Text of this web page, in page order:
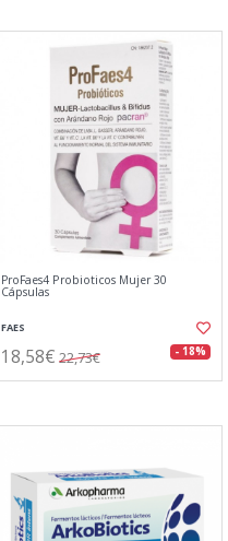
ProFaes4 Probioticos Mujer 30
Cápsulas
FAES
18,58€ 22,73€ - 18%